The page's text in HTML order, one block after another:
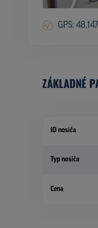
GPS:
ZÁKLADNÉ
ID nosiča
Typ nosiča
Cena